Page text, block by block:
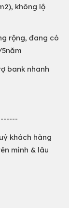
không lộ
rộng, đang có
bank nhanh
khách hàng
mình & lâu